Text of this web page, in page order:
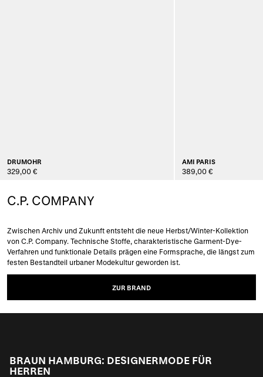
DRUMOHR
329,00 €
AMI PARIS
389,00 €
C.P. COMPANY
Zwischen Archiv und Zukunft entsteht die neue Herbst/Winter-Kollektion
von C.P. Company. Technische Stoffe, charakteristische Garment-Dye-
Verfahren und funktionale Details prägen eine Formsprache, die längst zum
festen Bestandteil urbaner Modekultur geworden ist.
ZUR BRAND
BRAUN HAMBURG: DESIGNERMODE FÜR
HERREN